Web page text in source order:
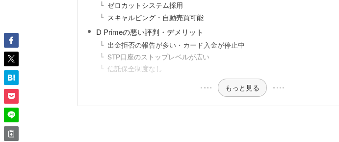
ゼロカットシステム採用
スキャルピング・自動売買可能
D Primeの悪い評判・デメリット
出金拒否の報告が多い・カード入金が停止中
STP口座のストップレベルが広い
信託保全制度なし
もっと見る